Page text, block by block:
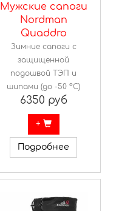
Мужские сапоги
Nordman
Quaddro
Зимние сапоги с
защищенной
подошвой ТЭП и
шипами (до -50 ºС)
6350 руб
+
Подробнее